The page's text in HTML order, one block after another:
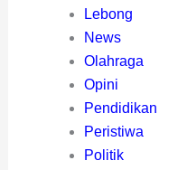
Lebong
News
Olahraga
Opini
Pendidikan
Peristiwa
Politik